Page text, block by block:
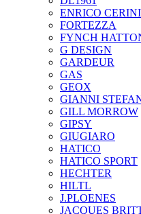
ENRICO CERINI
FORTEZZA
FYNCH
G DESIGN
GARDEUR
GAS
GEOX
GIANNI
GILL MORROW
GIPSY
GIUGIARO
HATICO
HATICO SPORT
HECHTER
HILTL
J.PLOENES
JAСQUES